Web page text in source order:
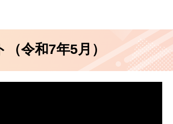
令和7年5月）